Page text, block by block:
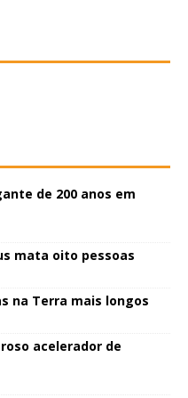
de 200 anos em
mata oito pessoas
na Terra mais longos
acelerador de